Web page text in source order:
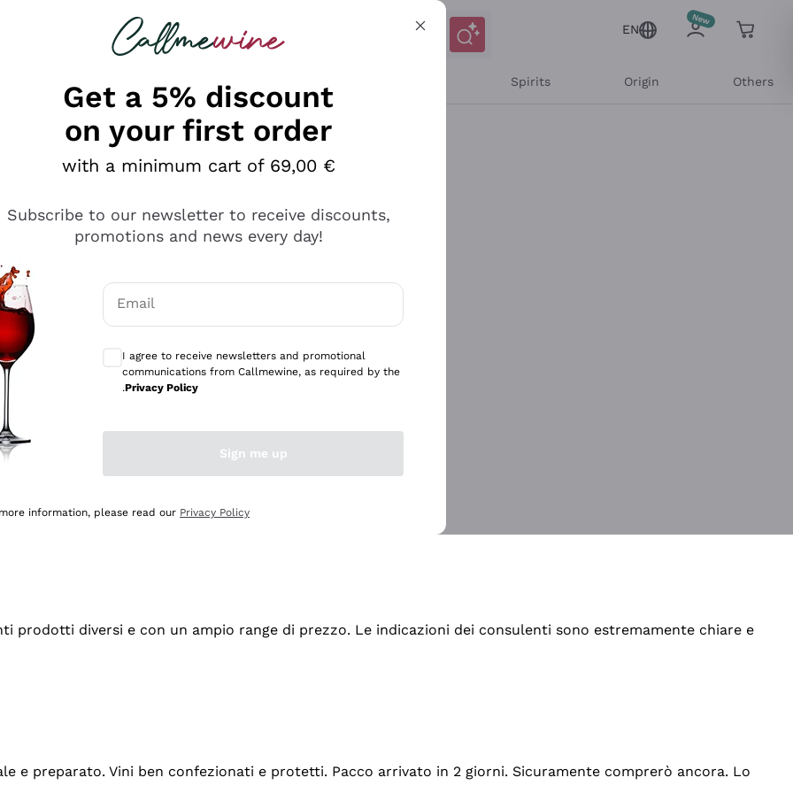
looking for
EN
Spirits Origin Others
professionalità
diversi e con un ampio range di prezzo. Le indicazioni dei consulenti sono estremamente chiare e
e preparato. Vini ben confezionati e protetti. Pacco arrivato in 2 giorni. Sicuramente comprerò ancora. Lo
Get a 5% discount
on your first order
with a minimum cart of 69,00 €
Subscribe to our newsletter to receive discounts,
promotions and news every day!
Email
I agree to receive newsletters and promotional
communications from Callmewine, as required by the
.Privacy Policy
Sign me up
information, please read our Privacy Policy